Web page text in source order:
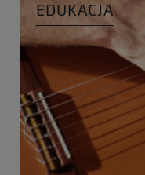
EDUKACJA